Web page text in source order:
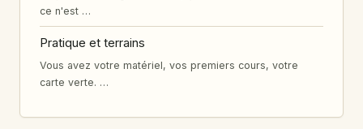
ce n'est …
Pratique et terrains
Vous avez votre matériel, vos premiers cours, votre
carte verte. …